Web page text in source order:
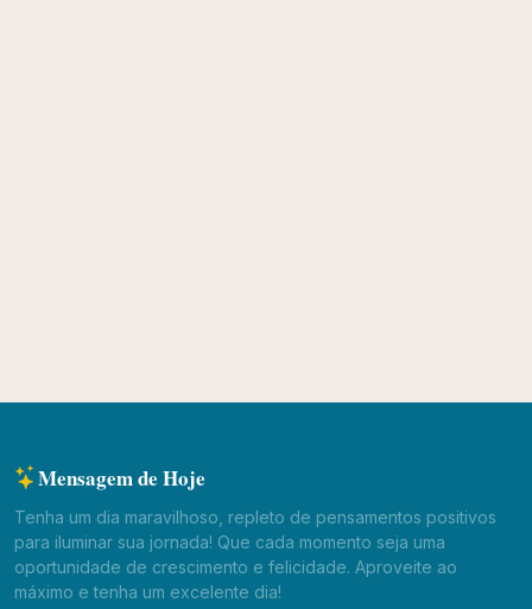
Mensagem de Hoje
Tenha um dia maravilhoso, repleto de pensamentos positivos
para iluminar sua jornada! Que cada momento seja uma
oportunidade de crescimento e felicidade. Aproveite ao
máximo e tenha um excelente dia!